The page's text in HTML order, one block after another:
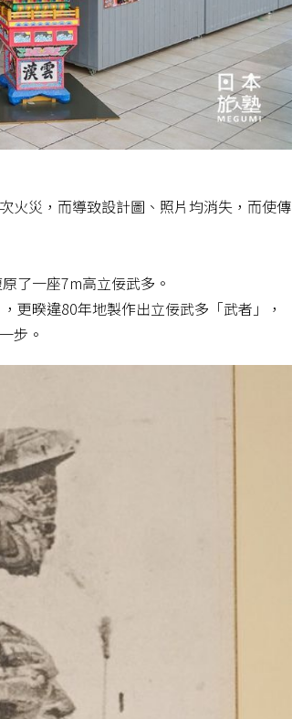
火災，而導致設計圖、照片均消失，而使傳
了一座7m高立佞武多。
更暌違80年地製作出立佞武多「武者」，
步。